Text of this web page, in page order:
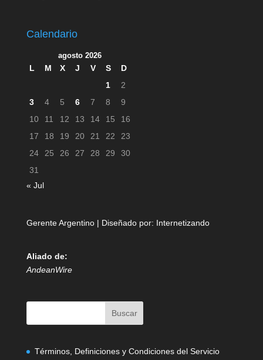
Calendario
agosto 2026
L M X J V S
D
1
2
3
4 5 6 7 8
9
10
11 12 13 14 15
16
17
18 19 20 21 22
23
24
25 26 27 28 29
30
31
« Jul
Gerente Argentino | Diseñado por: Internetizando
Aliado de:
AndeanWire
Términos, Definiciones y Condiciones del Servicio